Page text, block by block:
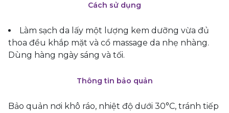
Cách sử dụng
Làm sạch da lấy một lượng kem dưỡng vừa đủ
thoa đều khắp mặt và cổ massage da nhẹ nhàng.
Dùng hàng ngày sáng và tối.
Thông tin bảo quản
Bảo quản nơi khô ráo, nhiệt độ dưới 30°C, tránh tiếp